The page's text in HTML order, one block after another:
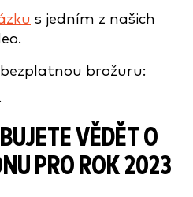
s jedním z našich
brožuru:
.
VĚDĚT O
PRO ROK 2023